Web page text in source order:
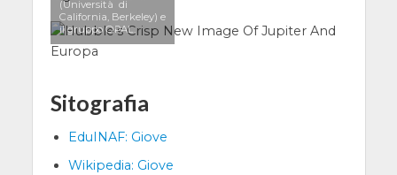
(Università di
California, Berkeley) e
il gruppo OPAL.
Sitografia
EduINAF: Giove
Wikipedia: Giove